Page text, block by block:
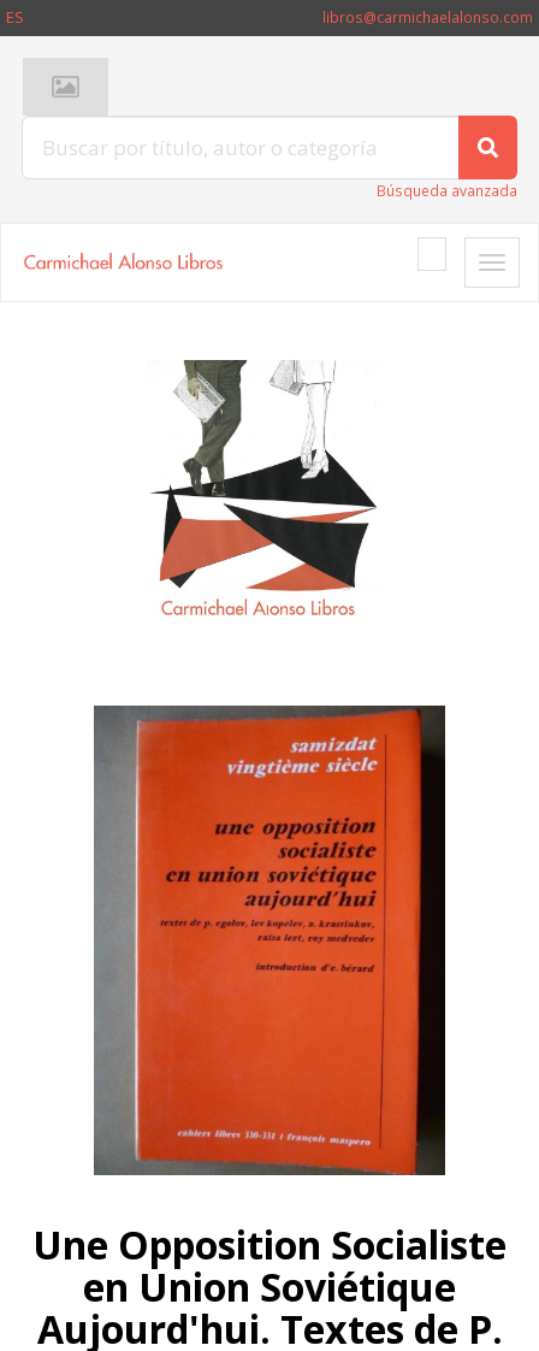
ES libros@carmichaelalonso.com
Búsqueda avanzada
Toggle
Une Opposition Socialiste
en Union Soviétique
Aujourd'hui. Textes de P.